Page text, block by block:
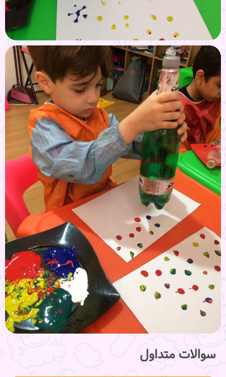
سوالات متداول